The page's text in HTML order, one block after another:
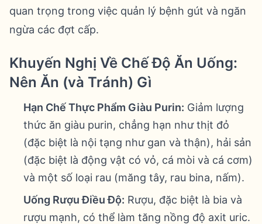
quan trọng trong việc quản lý bệnh gút và ngăn
ngừa các đợt cấp.
Khuyến Nghị Về Chế Độ Ăn Uống:
Nên Ăn (và Tránh) Gì
Hạn Chế Thực Phẩm Giàu Purin: Giảm lượng
thức ăn giàu purin, chẳng hạn như thịt đỏ
(đặc biệt là nội tạng như gan và thận), hải sản
(đặc biệt là động vật có vỏ, cá mòi và cá cơm)
và một số loại rau (măng tây, rau bina, nấm).
Uống Rượu Điều Độ: Rượu, đặc biệt là bia và
rượu mạnh, có thể làm tăng nồng độ axit uric.